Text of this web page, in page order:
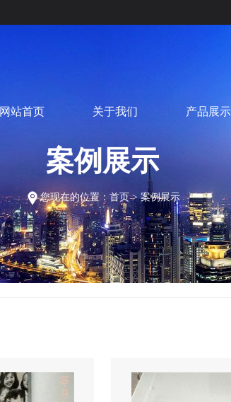
网站首页 关于我们 产品展示
案例展示
您现在的位置：首页>案例展示